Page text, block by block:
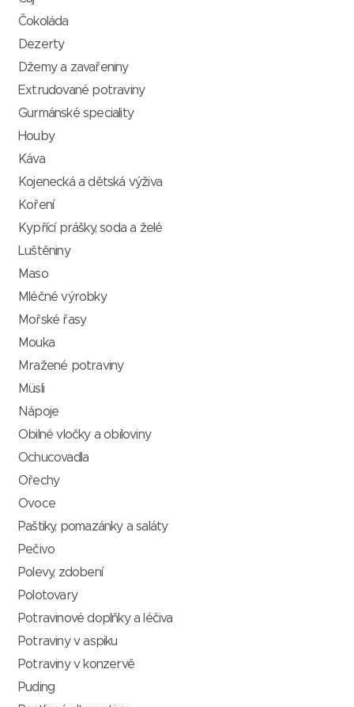
Čokoláda
Dezerty
Džemy a zavařeniny
Extrudované potraviny
Gurmánské speciality
Houby
Káva
Kojenecká a dětská výživa
Koření
Kypřící prášky, soda a želé
Luštěniny
Maso
Mléčné výrobky
Mořské řasy
Mouka
Mražené potraviny
Müsli
Nápoje
Obilné vločky a obiloviny
Ochucovadla
Ořechy
Ovoce
Paštiky, pomazánky a saláty
Pečivo
Polevy, zdobení
Polotovary
Potravinové doplňky a léčiva
Potraviny v aspiku
Potraviny v konzervě
Puding